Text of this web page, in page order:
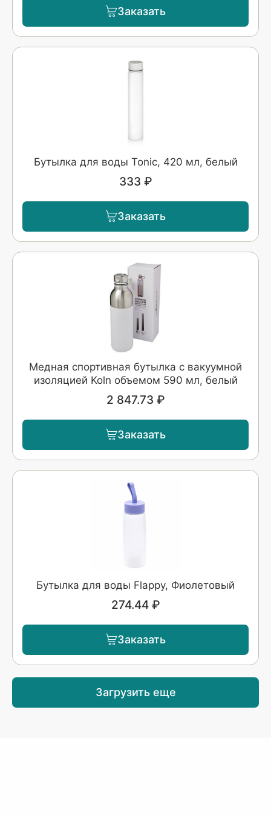
Заказать
Бутылка для воды Tonic, 420 мл, белый
333 ₽
Заказать
Медная спортивная бутылка с вакуумной
изоляцией Koln объемом 590 мл, белый
2 847.73 ₽
Заказать
Бутылка для воды Flappy, Фиолетовый
274.44 ₽
Заказать
Загрузить еще